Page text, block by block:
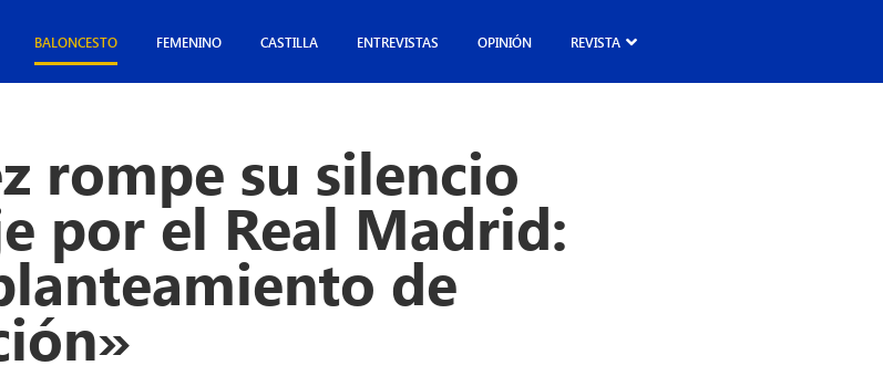
BALONCESTO FEMENINO CASTILLA ENTREVISTAS OPINIÓN REVISTA
rompe su silencio
por el Real Madrid:
de